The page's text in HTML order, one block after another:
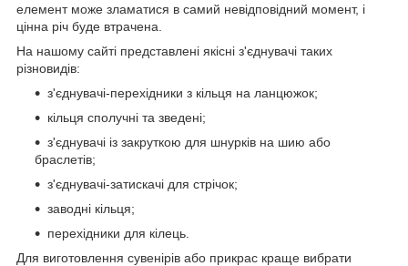
елемент може зламатися в самий невідповідний момент, і
цінна річ буде втрачена.
На нашому сайті представлені якісні з'єднувачі таких
різновидів:
з'єднувачі-перехідники з кільця на ланцюжок;
кільця сполучні та зведені;
з'єднувачі із закруткою для шнурків на шию або
браслетів;
з'єднувачі-затискачі для стрічок;
заводні кільця;
перехідники для кілець.
Для виготовлення сувенірів або прикрас краще вибрати